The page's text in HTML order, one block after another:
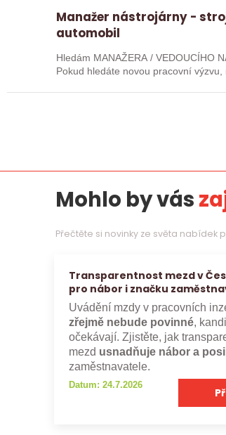
Manažer nástrojárny -
automobil
Hledám MANAŽERA / VEDOUCÍHO
Pokud hledáte novou pracovní
Mohlo by vás
Přečtěte si novinky ze světa nabídek
Transparentnost mezd v
pro nábor i značku
Uvádění mzdy v pracovních
zřejmě nebude povinné,
očekávají. Zjistěte, jak
mezd usnadňuje nábor a
zaměstnavatele.
Datum: 24.7.2026